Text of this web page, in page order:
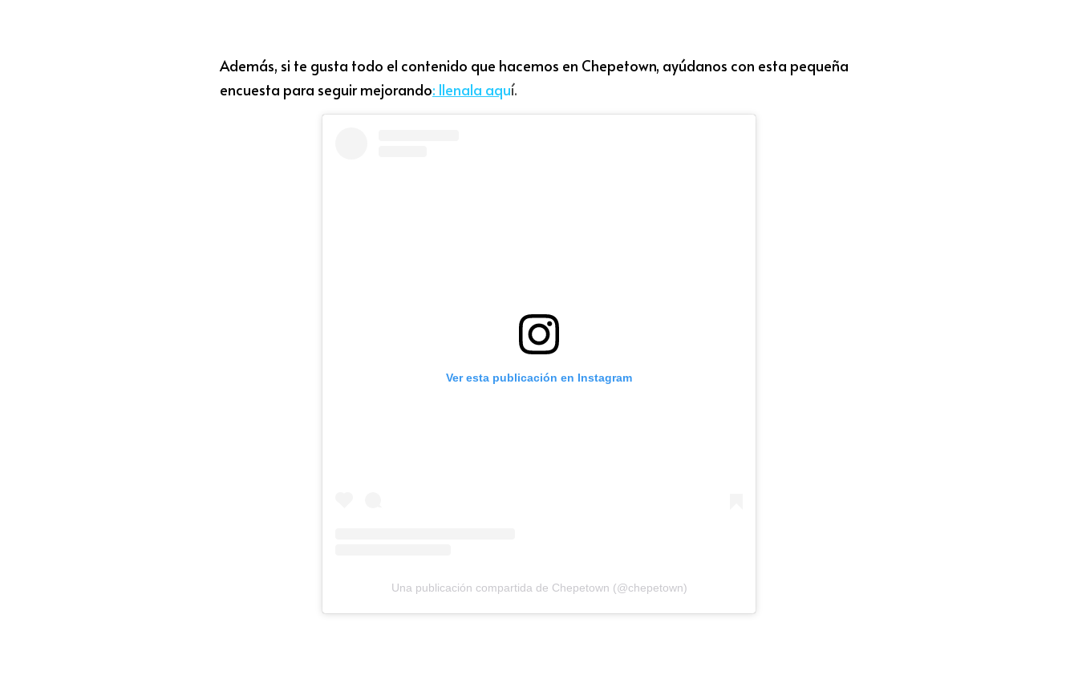
Además, si te gusta todo el contenido que hacemos en Chepetown, ayúdanos con esta pequeña
encuesta para seguir mejorando: llenala aquí.
Ver esta publicación en Instagram
Una publicación compartida de Chepetown (@chepetown)